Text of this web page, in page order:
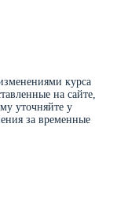
курса
на сайте,
уточняйте у
за временные